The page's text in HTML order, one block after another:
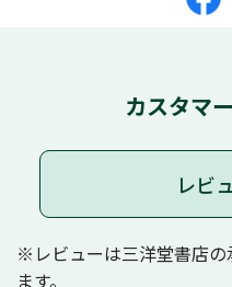
カスタマ
レビ
※レビューは三洋堂書店
ます。